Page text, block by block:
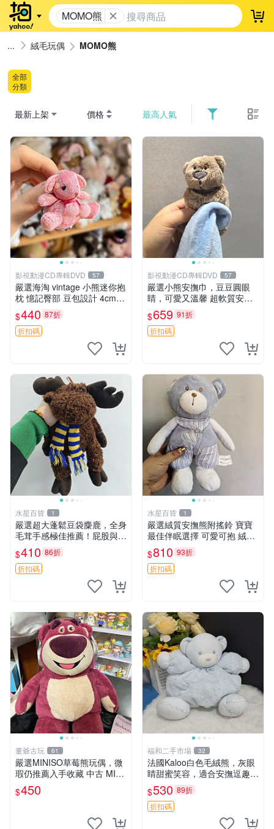
MOMO熊 登
絨毛玩偶 MOMO熊
全部
分類
最新上架 價格 最高人氣
影視動漫CD專輯DVD 57
嚴選海淘 vintage 小熊迷你抱
枕 憶記臀部 豆包設計 4cm
高 推薦收藏 迷你豆包小熊、
高臀部、豆袋抱枕
$440 87折
折扣碼
影視動漫CD專輯DVD 57
嚴選小熊安撫巾，豆豆圓眼
睛，可愛又溫馨 超軟質安撫
巾，豆豆設計，哄睡好幫手
約克豆豆眼安撫巾 數碼豆豆
眼
$659 91折
折扣碼
水星百貨 1
嚴選超大蓬鬆豆袋麋鹿，全身
毛茸手感極佳推薦！屁股與四
肢填充均勻，適合收藏與孩童
共賞。 麋鹿 豆袋 毛茸玩具
$410 86折
折扣碼
水星百貨 1
嚴選絨質安撫熊附搖鈴 寶寶
最佳伴眠選擇 可愛可抱 絨毛
玩具 安撫熊 嬰兒用
$810 93折
折扣碼
董爺古玩 61
嚴選MINISO草莓熊玩偶，微
瑕仍推薦入手收藏 中古 MINI
SO 草莓熊 玩具 收藏
$450
福和二手市場 32
法國Kaloo白色毛絨熊，灰眼
睛甜蜜笑容，適合安撫逗趣可
愛，柔軟面料手感佳。14 白
色安撫熊 毛絨玩具 寶寶逗樂
具
$530 89折
折扣碼